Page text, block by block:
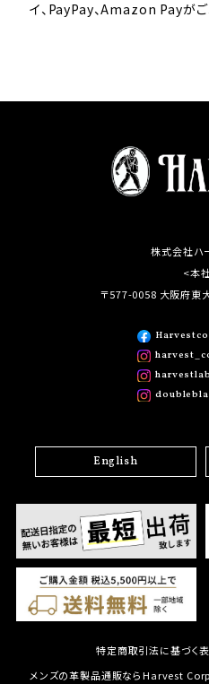
イ、PayPay、Amazon Payがご
株式会社ハ
<本
〒577-0058 大阪府東
English
特定商取引法に基づく
メンズの革製品通販ならHarvest